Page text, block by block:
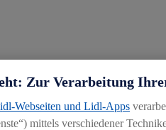
Zur Verarbeitung
Webseiten und Lidl-Apps
mittels verschiedener